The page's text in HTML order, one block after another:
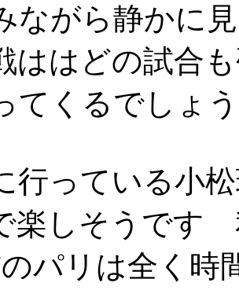
ながら静かに
ははどの試合
てくるでしょ
行っている小
楽しそうです
のパリは全く